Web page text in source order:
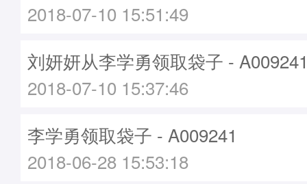
2018-07-10 15:51:49
刘妍妍从李学勇领取袋子 -
2018-07-10 15:37:46
李学勇领取袋子 - A009241
2018-06-28 15:53:18